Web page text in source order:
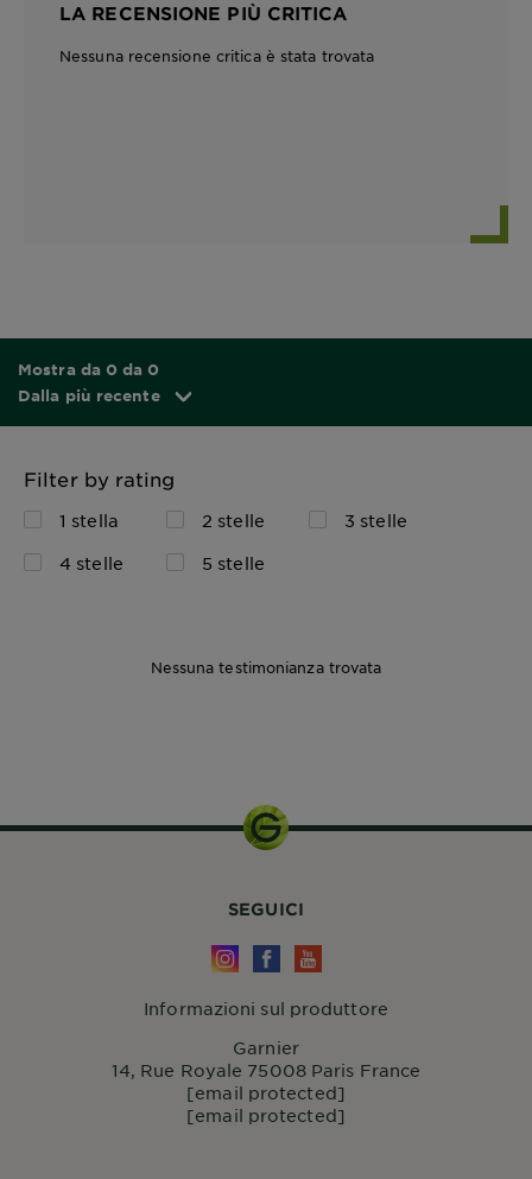
LA RECENSIONE PIÙ CRITICA
Nessuna recensione critica è stata trovata
Mostra da 0 da 0
Dalla più recente
Filter by rating
1 stella 2 stelle
3 stelle
4 stelle
5 stelle
Nessuna testimonianza trovata
SEGUICI
Informazioni sul produttore
Garnier
14, Rue Royale 75008 Paris France
[email protected]
[email protected]